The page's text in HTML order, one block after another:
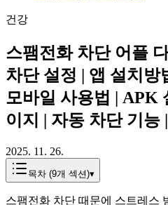
건강
스팸전화 차단 어플
차단 설정 | 앱 설치방
모바일 사용법 | APK
이지 | 자동 차단 기능
2025. 11. 26.
목차 (9개 섹션)▾
스팸전화 차단 때문에 스트레스